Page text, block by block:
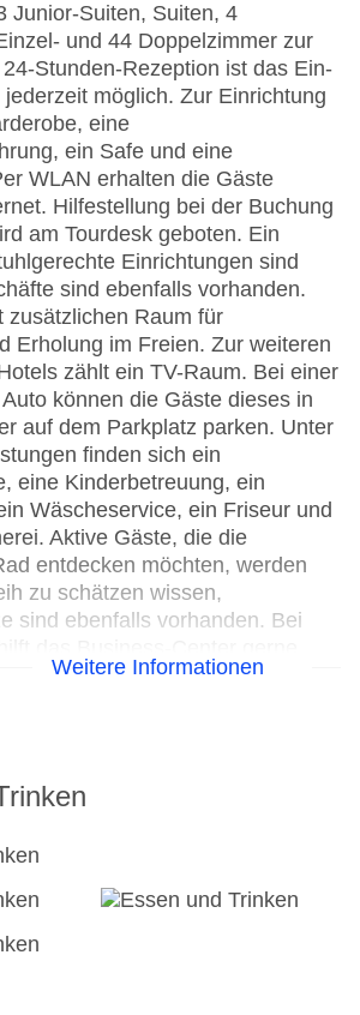
Junior-Suiten, Suiten, 4
und 44 Doppelzimmer zur
Stunden-Rezeption ist das Ein-
möglich. Zur Einrichtung
eine
ein Safe und eine
WLAN erhalten die Gäste
Hilfestellung bei der Buchung
am Tourdesk geboten. Ein
Einrichtungen sind
sind ebenfalls vorhanden.
zusätzlichen Raum für
Erholung im Freien. Zur weiteren
zählt ein TV-Raum. Bei einer
können die Gäste dieses in
auf dem Parkplatz parken. Unter
finden sich ein
eine Kinderbetreuung, ein
Wäscheservice, ein Friseur und
Aktive Gäste, die die
entdecken möchten, werden
zu schätzen wissen,
sind ebenfalls vorhanden. Bei
ein Faxgerät an.
11:30:00
Weitere Informationen